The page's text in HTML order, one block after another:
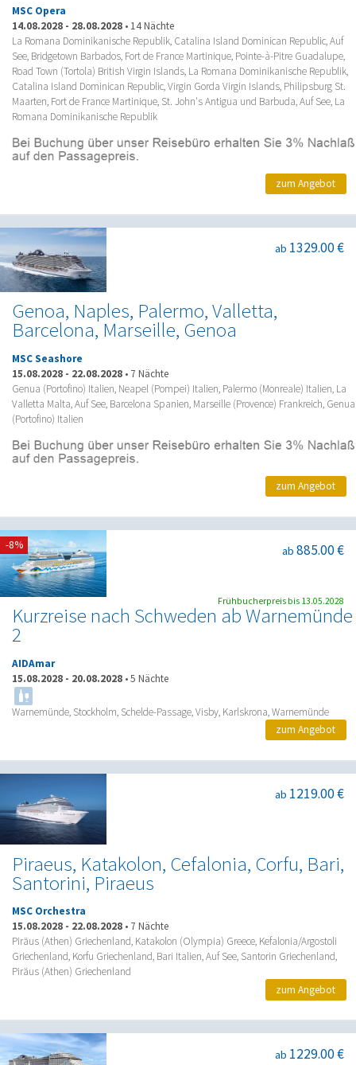
MSC Opera
14.08.2028 - 28.08.2028 • 14 Nächte
La Romana Dominikanische Republik, Catalina Island Dominican Republic, Auf
See, Bridgetown Barbados, Fort de France Martinique, Pointe-à-Pitre Guadalupe,
Road Town (Tortola) British Virgin Islands, La Romana Dominikanische Republik,
Catalina Island Dominican Republic, Virgin Gorda Virgin Islands, Philipsburg St.
Maarten, Fort de France Martinique, St. John's Antigua und Barbuda, Auf See, La
Romana Dominikanische Republik
zum Angebot
Genoa, Naples, Palermo, Valletta,
Barcelona, Marseille, Genoa
ab 1329.00 €
MSC Seashore
15.08.2028 - 22.08.2028 • 7 Nächte
Genua (Portofino) Italien, Neapel (Pompei) Italien, Palermo (Monreale) Italien, La
Valletta Malta, Auf See, Barcelona Spanien, Marseille (Provence) Frankreich, Genua
(Portofino) Italien
zum Angebot
Kurzreise nach Schweden ab Warnemünde
2
ab 885.00 €
AIDAmar
15.08.2028 - 20.08.2028 •5 Nächte
Warnemünde, Stockholm, Schelde-Passage, Visby, Karlskrona, Warnemünde
-8%
Frühbucherpreis bis 13.05.2028
zum Angebot
Piraeus, Katakolon, Cefalonia, Corfu, Bari,
Santorini, Piraeus
ab 1219.00 €
MSC Orchestra
15.08.2028 - 22.08.2028 • 7 Nächte
Piräus (Athen) Griechenland, Katakolon (Olympia) Greece, Kefalonia/Argostoli
Griechenland, Korfu Griechenland, Bari Italien, Auf See, Santorin Griechenland,
Piräus (Athen) Griechenland
zum Angebot
ab 1229.00 €